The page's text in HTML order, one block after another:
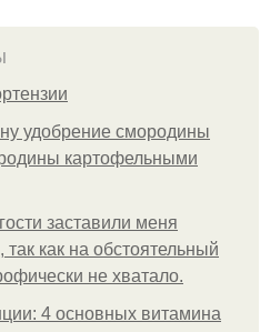
удобрение смородины
картофельными
заставили меня
как на обстоятельный
не хватало.
4 основных витамина